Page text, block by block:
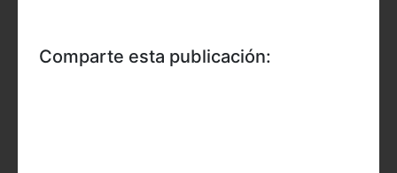
Comparte esta publicación: